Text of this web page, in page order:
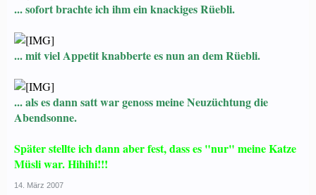
... sofort brachte ich ihm ein knackiges Rüebli.
... mit viel Appetit knabberte es nun an dem Rüebli.
... als es dann satt war genoss meine Neuzüchtung die
Abendsonne.
Später stellte ich dann aber fest, dass es "nur" meine Katze
Müsli war. Hihihi!!!
14. März 2007